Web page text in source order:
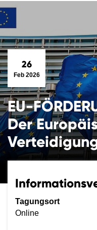
26
Feb 2026
EU-
Der
Tagungsort
Online